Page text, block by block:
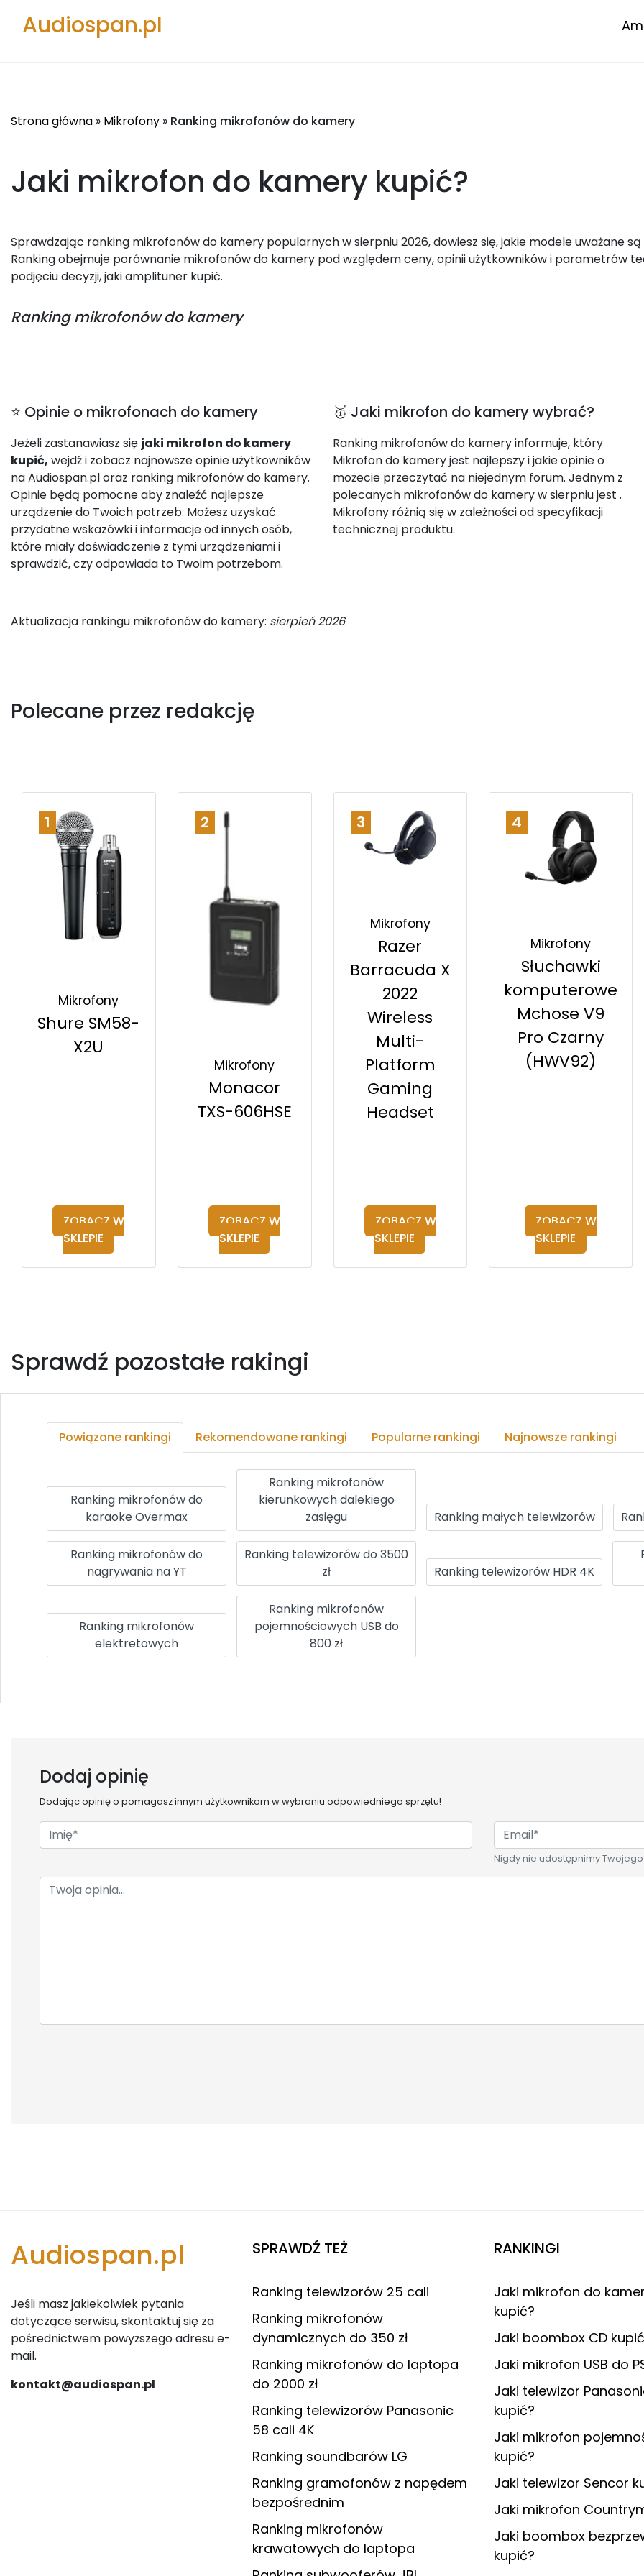
Audiospan.pl
Strona główna » Mikrofony » Ranking mikrofonów do kamery
Jaki mikrofon do kamery kupić?
Sprawdzając ranking mikrofonów do kamery popularnych w sierpniu 2026, dowiesz się, jakie modele uważane
Ranking obejmuje porównanie mikrofonów do kamery pod względem ceny, opinii użytkowników i parametrów
podjęciu decyzji, jaki amplituner kupić.
Rankingmikrofonów do kamery
⭐ Opinie o mikrofonach do kamery
Jeżeli zastanawiasz się jaki mikrofon do kamery
kupić, wejdź i zobacz najnowsze opinie użytkowników
na Audiospan.pl oraz ranking mikrofonów do kamery.
Opinie będą pomocne aby znaleźć najlepsze
urządzenie do Twoich potrzeb. Możesz uzyskać
przydatne wskazówki i informacje od innych osób,
które miały doświadczenie z tymi urządzeniami i
sprawdzić, czy odpowiada to Twoim potrzebom.
🥇 Jaki mikrofon do kamery wybrać?
Ranking mikrofonów do kamery informuje, który
Mikrofon do kamery jest najlepszy i jakie opinie o
możecie przeczytać na niejednym forum. Jednym z
polecanych mikrofonów do kamery w sierpniu jest .
Mikrofony różnią się w zależności od specyfikacji
technicznej produktu.
Aktualizacja rankingu mikrofonów do kamery: sierpień 2026
Polecane przez redakcję
1
Mikrofony
Shure SM58-
X2U
ZOBACZ W
SKLEPIE
2
Mikrofony
Monacor
TXS-606HSE
ZOBACZ W
SKLEPIE
3
Mikrofony
Razer
Barracuda X
2022
Wireless
Multi-
Platform
Gaming
Headset
ZOBACZ W
SKLEPIE
4
Mikrofony
Słuchawki
komputerowe
Mchose V9
Pro Czarny
(HWV92)
ZOBACZ W
SKLEPIE
Sprawdź pozostałe rakingi
Powiązane rankingi Rekomendowane rankingi Popularne rankingi Najnowsze rankingi
Ranking mikrofonów do
karaoke Overmax
Ranking mikrofonów
kierunkowych dalekiego
zasięgu
Ranking małych telewizorów
Ranking mikrofonów do
nagrywania na YT
Ranking telewizorów do 3500
zł
Ranking telewizorów HDR 4K
Ranking mikrofonów
elektretowych
Ranking mikrofonów
pojemnościowych USB do
800 zł
Dodaj opinię
Dodając opinię o pomagasz innym użytkownikom w wybraniu odpowiedniego sprzętu!
Nigdy nie udostępnimy
Audiospan.pl
Jeśli masz jakiekolwiek pytania
dotyczące serwisu, skontaktuj się za
pośrednictwem powyższego adresu e-
mail.
kontakt@audiospan.pl
SPRAWDŹ TEŻ
Ranking telewizorów 25 cali
Ranking mikrofonów
dynamicznych do 350 zł
Ranking mikrofonów do laptopa
do 2000 zł
Ranking telewizorów Panasonic
58 cali 4K
Ranking soundbarów LG
Ranking gramofonów z napędem
bezpośrednim
Ranking mikrofonów
krawatowych do laptopa
RANKINGI
Jaki mikrofon do
kupić?
Jaki boombox CD
Jaki mikrofon USB do
Jaki telewizor
kupić?
Jaki mikrofon
kupić?
Jaki telewizor Sencor
Jaki mikrofon
Jaki boombox
kupić?